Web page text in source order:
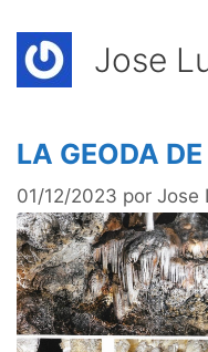
Jose
LA GEODA
01/12/2023 por Jose